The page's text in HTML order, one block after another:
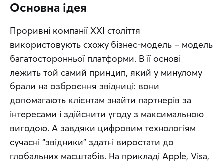
Основна ідея
Проривні компанії XXI століття
використовують схожу бізнес-модель – модель
багатосторонньої платформи. В її основі
лежить той самий принцип, який у минулому
брали на озброєння звідниці: вони
допомагають клієнтам знайти партнерів за
інтересами і здійснити угоду з максимальною
вигодою. А завдяки цифровим технологіям
сучасні “звідники” здатні виростати до
глобальних масштабів. На прикладі Apple, Visa,